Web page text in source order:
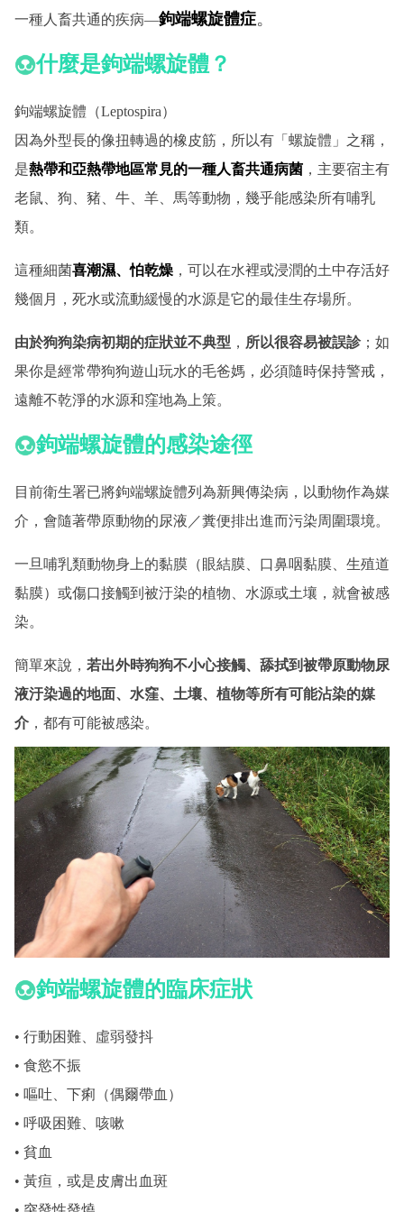
一種人畜共通的疾病—鉤端螺旋體症。
什麼是鉤端螺旋體？
鉤端螺旋體（Leptospira）
因為外型長的像扭轉過的橡皮筋，所以有「螺旋體」之稱，
是熱帶和亞熱帶地區常見的一種人畜共通病菌 ，主要宿主有
老鼠、狗、豬、牛、羊、馬等動物，幾乎能感染所有哺乳
類。
這種細菌喜潮濕、怕乾燥 ，可以在水裡或浸潤的土中存活好
幾個月，死水或流動緩慢的水源是它的最佳生存場所。
由於狗狗染病初期的症狀並不典型 ， 所以很容易被誤診；如
果你是經常帶狗狗遊山玩水的毛爸媽，必須隨時保持警戒，
遠離不乾淨的水源和窪地為上策。
鉤端螺旋體的感染途徑
目前衛生署已將鉤端螺旋體列為新興傳染病，以動物作為媒
介，會隨著帶原動物的尿液／糞便排出進而污染周圍環境。
一旦哺乳類動物身上的黏膜（眼結膜、口鼻咽黏膜、生殖道
黏膜）或傷口接觸到被汙染的植物、水源或土壤，就會被感
染。
簡單來說， 若出外時狗狗不小心接觸、舔拭到被帶原動物尿
液汙染過的地面、水窪、土壤、植物等所有可能沾染的媒
介 ，都有可能被感染。
鉤端螺旋體的臨床症狀
• 行動困難、虛弱發抖
• 食慾不振
• 嘔吐、下痢（偶爾帶血）
• 呼吸困難、咳嗽
• 貧血
• 黃疸，或是皮膚出血斑